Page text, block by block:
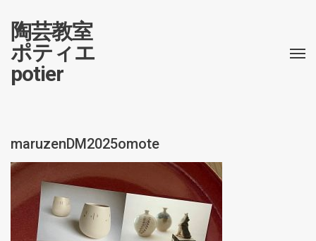
陶芸教室
ポティエ
potier
maruzenDM2025omote